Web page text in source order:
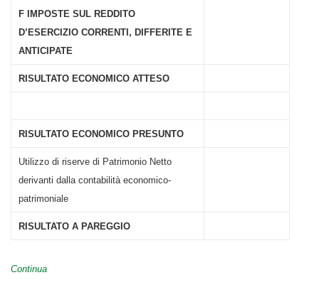
F IMPOSTE SUL REDDITO
D’ESERCIZIO CORRENTI, DIFFERITE E
ANTICIPATE
RISULTATO ECONOMICO ATTESO
RISULTATO ECONOMICO PRESUNTO
Utilizzo di riserve di Patrimonio Netto
derivanti dalla contabilità economico-
patrimoniale
RISULTATO A PAREGGIO
Continua